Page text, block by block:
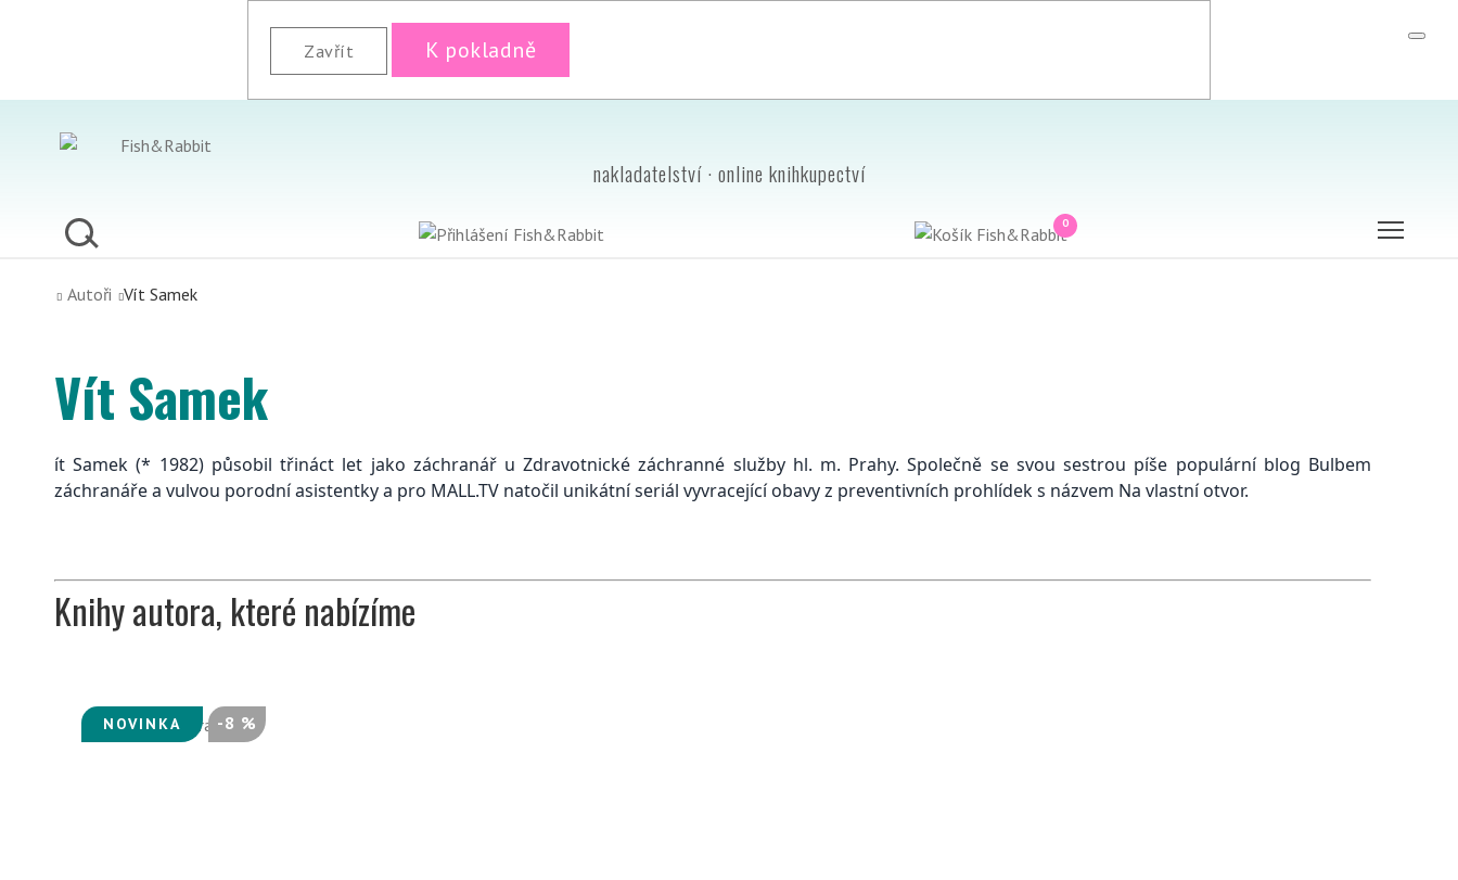
Zavřít K pokladně
nakladatelství · online knihkupectví
0
Autoři Vít Samek
Vít Samek
ít Samek (* 1982) působil třináct let jako záchranář u Zdravotnické záchranné služby hl. m. Prahy. Společně se svou sestrou píše populární blog Bulbem
záchranáře a vulvou porodní asistentky a pro MALL.TV natočil unikátní seriál vyvracející obavy z preventivních prohlídek s názvem Na vlastní otvor.
Knihy autora, které nabízíme
NOVINKA -8 %